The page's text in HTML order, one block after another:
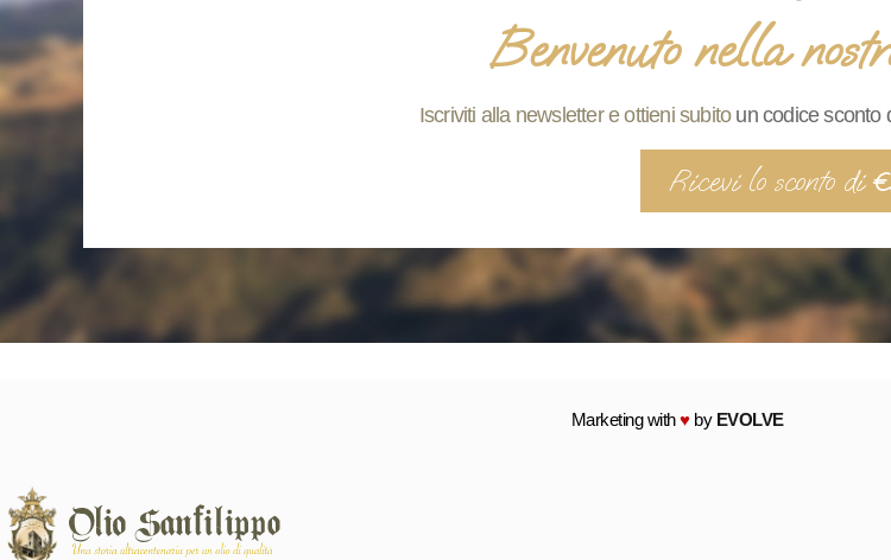
Benvenuto nella
Iscriviti alla newsletter e ottieni subito un codice sconto
Ricevi lo sconto di
Marketing with♥by EVOLVE